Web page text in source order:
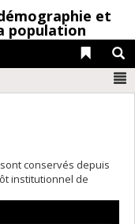
et
population
Liens
conservés depuis
institutionnel de